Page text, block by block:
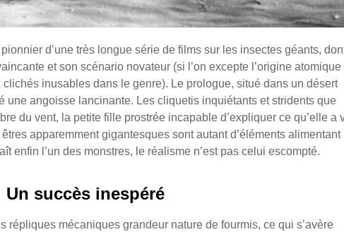
d’une très longue série de films sur les insectes géants,
et son scénario novateur (si l’on excepte l’origine atomique
inusables dans le genre). Le prologue, situé dans un désert
une angoisse lancinante. Les cliquetis inquiétants et stridents que
du vent, la petite fille prostrée incapable d’expliquer ce qu’elle a
apparemment gigantesques sont autant d’éléments alimentant
enfin l’un des monstres, le réalisme n’est pas celui escompté.
Un succès inespéré
répliques mécaniques grandeur nature de fourmis, ce qui s’avère